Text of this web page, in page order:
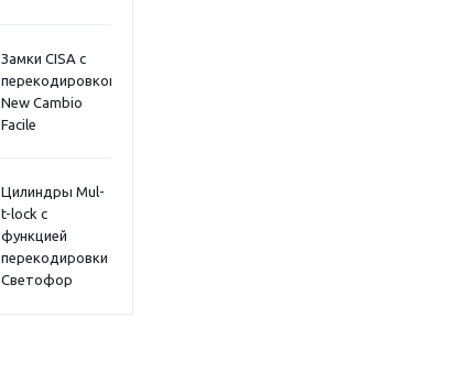
Замки CISA с
перекодировкой
New Cambio
Facile
Цилиндры Mul-
t-lock с
функцией
перекодировки
Светофор